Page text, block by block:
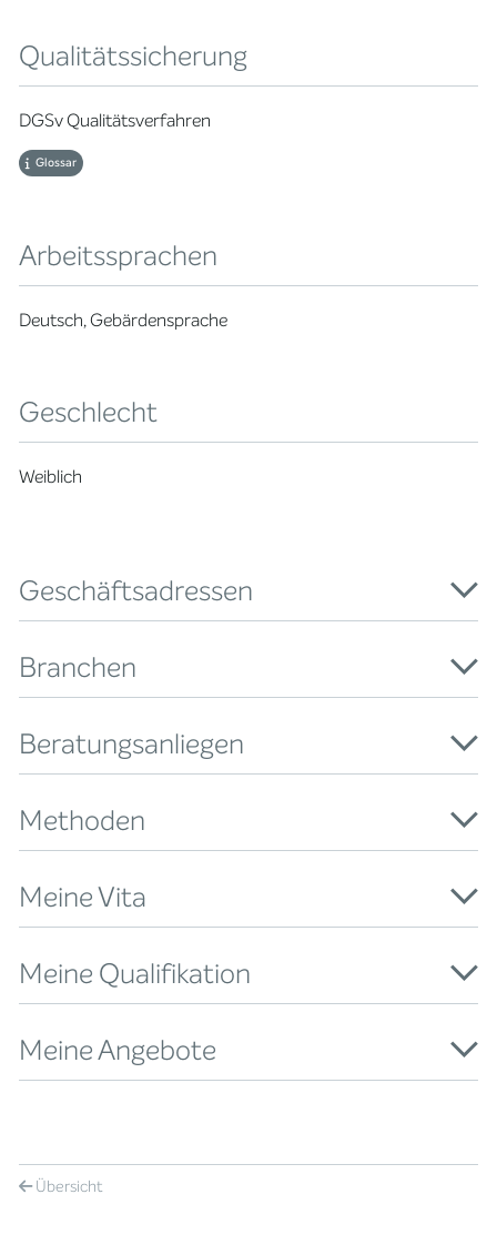
Qualitätssicherung
DGSv Qualitätsverfahren
Glossar
Arbeitssprachen
Deutsch, Gebärdensprache
Geschlecht
Weiblich
Geschäftsadressen
Branchen
Beratungsanliegen
Methoden
Meine Vita
Meine Qualifikation
Meine Angebote
Übersicht